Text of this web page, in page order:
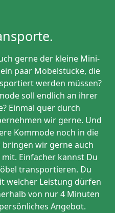
gerne der kleine Mini-
paar Möbelstücke, die
werden müssen?
soll endlich an ihrer
Einmal quer durch
wir gerne. Und
Kommode noch in die
wir gerne auch
Einfacher kannst Du
transportieren. Du
welcher Leistung dürfen
von nur 4 Minuten
Angebot.